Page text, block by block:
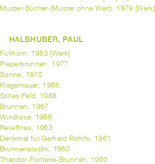
Muster-Bücher-(Muster ohne Wert), 1979 [Werk]
HALBHUBER, PAUL
Füllhorn, 1983 [Werk]
Pieperbrunnen, 1977
Sonne, 1970
Klagemauer, 1968
Stilles Feld, 1968
Brunnen, 1967
Windrose, 1966
Relieffries, 1963
Denkmal für Gerhard Rohlfs, 1961
Brunnenplastik, 1960
Theodor-Fontane-Brunnen, 1960